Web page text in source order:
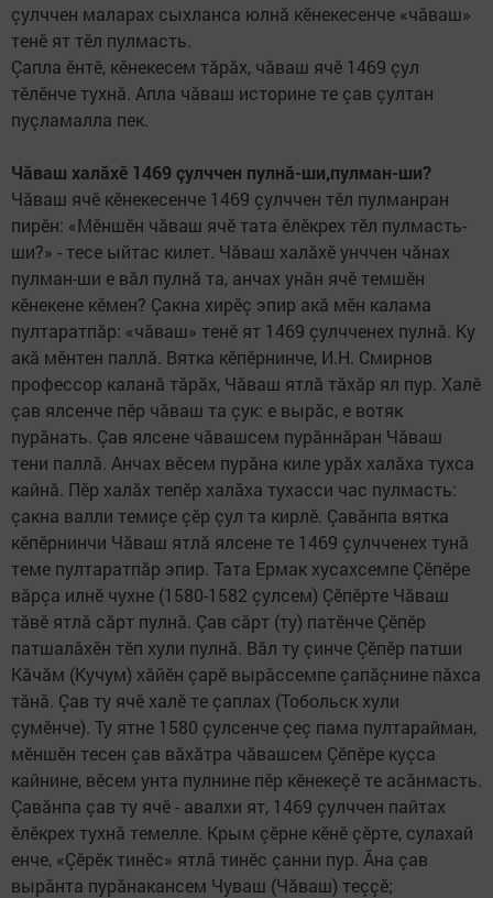
çулччен маларах сыхланса юлнă кӗнекесенче «чăваш»
тенӗ ят тӗл пулмасть.
Çапла ӗнтӗ, кӗнекесем тăрăх, чăваш ячӗ 1469 çул
тӗлӗнче тухнă. Апла чăваш историне те çав çултан
пуçламалла пек.
Чăваш халăхӗ 1469 çулччен пулнă-ши,пулман-ши?
Чăваш ячӗ кӗнекесенче 1469 çулччен тӗл пулманран
пирӗн: «Мӗншӗн чăваш ячӗ тата ӗлӗкрех тӗл пулмасть-
ши?» - тесе ыйтас килет. Чăваш халăхӗ унччен чăнах
пулман-ши е вăл пулнă та, анчах унăн ячӗ темшӗн
кӗнекене кӗмен? Çакна хирӗç эпир акă мӗн калама
пултаратпăр: «чăваш» тенӗ ят 1469 çулчченех пулнă. Ку
акă мӗнтен паллă. Вятка кӗпӗрнинче, И.Н. Смирнов
профессор каланă тăрăх, Чăваш ятлă тăхăр ял пур. Халӗ
çав ялсенче пӗр чăваш та çук: е вырăс, е вотяк
пурăнать. Çав ялсене чăвашсем пурăннăран Чăваш
тени паллă. Анчах вӗсем пурăна киле урăх халăха тухса
кайнă. Пӗр халăх тепӗр халăха тухасси час пулмасть:
çакна валли темиçе çӗр çул та кирлӗ. Çавăнпа вятка
кӗпӗрнинчи Чăваш ятлă ялсене те 1469 çулчченех тунă
теме пултаратпăр эпир. Тата Ермак хусахсемпе Çӗпӗре
вăрçа илнӗ чухне (1580-1582 çулсем) Çӗпӗрте Чăваш
тăвӗ ятлă сăрт пулнă. Çав сăрт (ту) патӗнче Çӗпӗр
патшалăхӗн тӗп хули пулнă. Вăл ту çинче Çӗпӗр патши
Кăчăм (Кучум) хăйӗн çарӗ вырăссемпе çапăçнине пăхса
тăнă. Çав ту ячӗ халӗ те çаплах (Тобольск хули
çумӗнче). Ту ятне 1580 çулсенче çеç пама пултарайман,
мӗншӗн тесен çав вăхăтра чăвашсем Çӗпӗре куçса
кайнине, вӗсем унта пулнине пӗр кӗнекеçӗ те асăнмасть.
Çавăнпа çав ту ячӗ - авалхи ят, 1469 çулччен пайтах
ӗлӗкрех тухнă темелле. Крым çӗрне кӗнӗ çӗрте, сулахай
енче, «Çӗрӗк тинӗс» ятлă тинӗс çанни пур. Ăна çав
вырăнта пурăнакансем Чуваш (Чăваш) теççӗ;